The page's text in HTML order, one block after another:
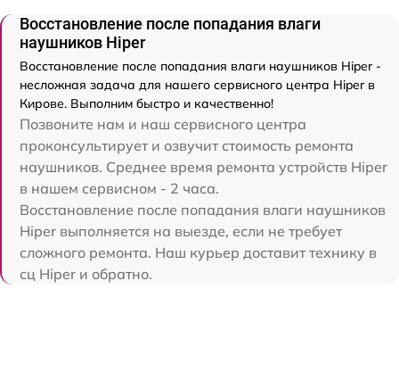
Восстановление после попадания влаги
наушников Hiper
Восстановление после попадания влаги наушников Hiper -
несложная задача для нашего сервисного центра Hiper в
Кирове. Выполним быстро и качественно!
Позвоните нам и наш сервисного центра
проконсультирует и озвучит стоимость ремонта
наушников. Среднее время ремонта устройств Hiper
в нашем сервисном - 2 часа.
Восстановление после попадания влаги наушников
Hiper выполняется на выезде, если не требует
сложного ремонта. Наш курьер доставит технику в
сц Hiper и обратно.